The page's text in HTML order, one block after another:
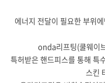
에너지 전달이 필요한 부위
onda리프팅(쿨웨이
특허받은 핸드피스를 통해 특
스킨